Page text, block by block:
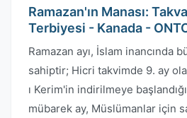
Ramazan'ın Manası:
Terbiyesi - Kanada -
Ramazan ayı, İslam inancında
sahiptir; Hicri takvimde 9. ay
ı Kerim'in indirilmeye
mübarek ay, Müslümanlar için